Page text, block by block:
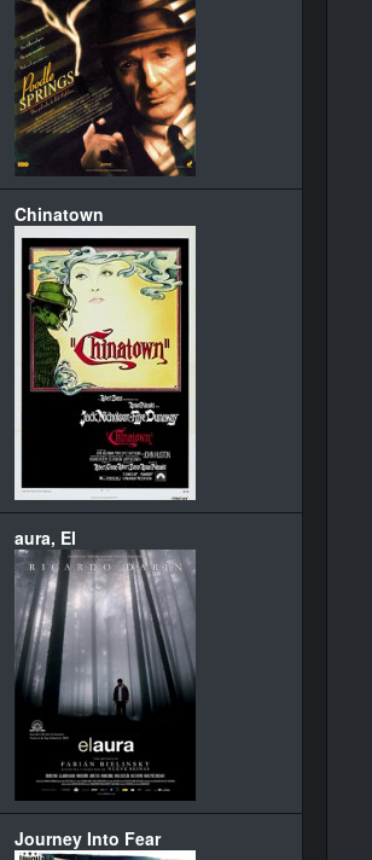
Chinatown
aura, El
Journey Into Fear